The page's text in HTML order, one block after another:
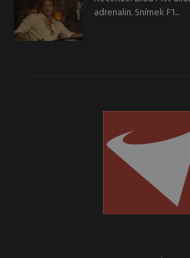
adrenalin. Snímek F1...